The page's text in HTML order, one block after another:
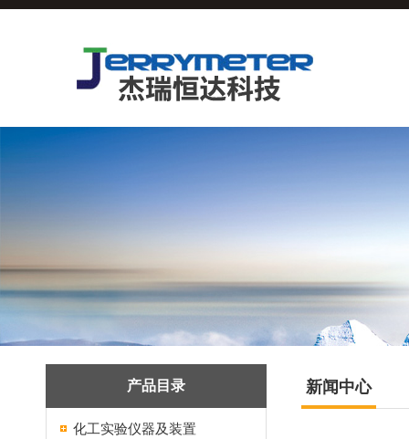
产品目录
化工实验仪器及装置
新闻中心